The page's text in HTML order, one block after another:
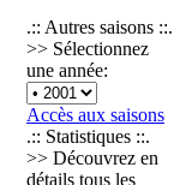
.:: Autres saisons ::.
>> Sélectionnez
une année:
Accès aux saisons
.:: Statistiques ::.
>> Découvrez en
détails tous les